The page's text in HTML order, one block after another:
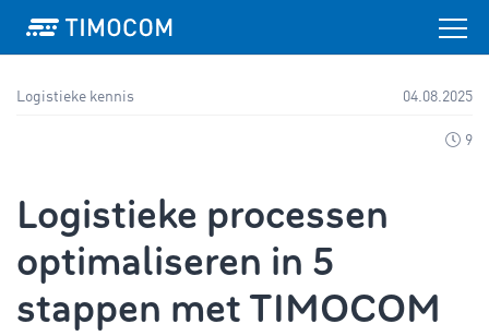
Logistieke kennis 04.08.2025
9
Logistieke processen
optimaliseren in 5
stappen met TIMOCOM